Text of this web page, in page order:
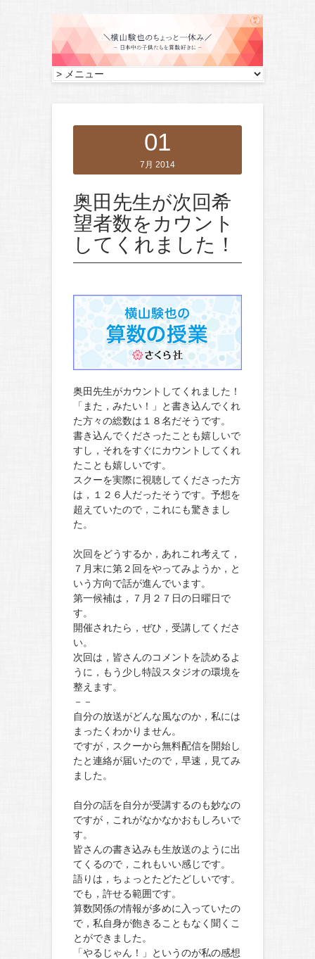
01
7月 2014
奥田先生が次回希
望者数をカウント
してくれました！
奥田先生がカウントしてくれました！
「また，みたい！」と書き込んでくれ
た方々の総数は１８名だそうです。
書き込んでくださったことも嬉しいで
すし，それをすぐにカウントしてくれ
たことも嬉しいです。
スクーを実際に視聴してくださった方
は，１２６人だったそうです。予想を
超えていたので，これにも驚きまし
た。
次回をどうするか，あれこれ考えて，
７月末に第２回をやってみようか，と
いう方向で話が進んでいます。
第一候補は，７月２７日の日曜日で
す。
開催されたら，ぜひ，受講してくださ
い。
次回は，皆さんのコメントを読めるよ
うに，もう少し特設スタジオの環境を
整えます。
－－
自分の放送がどんな風なのか，私には
まったくわかりません。
ですが，スクーから無料配信を開始し
たと連絡が届いたので，早速，見てみ
ました。
自分の話を自分が受講するのも妙なの
ですが，これがなかなかおもしろいで
す。
皆さんの書き込みも生放送のように出
てくるので，これもいい感じです。
語りは，ちょっとたどたどしいです。
でも，許せる範囲です。
算数関係の情報が多めに入っていたの
で，私自身が飽きることもなく聞くこ
とができました。
「やるじゃん！」というのが私の感想